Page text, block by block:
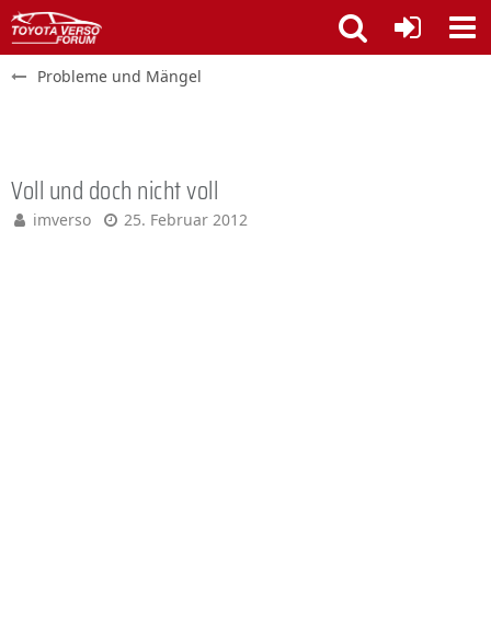
Probleme und Mängel
Voll und doch nicht voll
imverso 25. Februar 2012